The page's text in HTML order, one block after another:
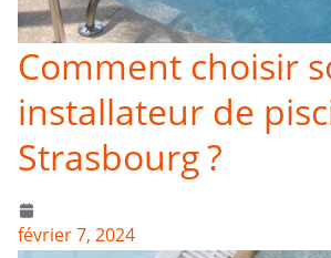
Comment choisir
installateur de
Strasbourg ?
février 7, 2024